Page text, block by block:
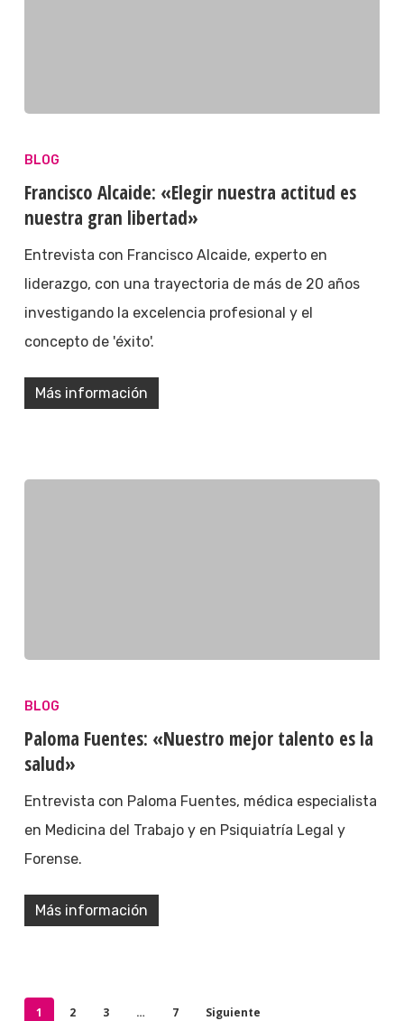
BLOG
Francisco Alcaide: «Elegir nuestra actitud es
nuestra gran libertad»
Entrevista con Francisco Alcaide, experto en
liderazgo, con una trayectoria de más de 20 años
investigando la excelencia profesional y el
concepto de 'éxito'.
Más información
BLOG
Paloma Fuentes: «Nuestro mejor talento es la
salud»
Entrevista con Paloma Fuentes, médica especialista
en Medicina del Trabajo y en Psiquiatría Legal y
Forense.
Más información
1 2 3 … 7 Siguiente